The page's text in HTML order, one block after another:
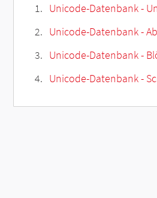
Unicode-Datenbank -
Unicode-Datenbank -
Unicode-Datenbank -
Unicode-Datenbank -